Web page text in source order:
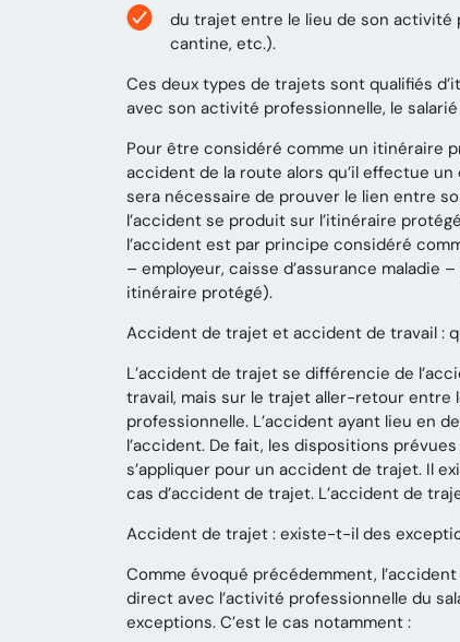
du trajet entre le lieu de son activité
cantine, etc.).
Ces deux types de trajets sont qualifiés
avec son activité professionnelle, le
Pour être considéré comme un itinéraire
accident de la route alors qu’il effectue
sera nécessaire de prouver le lien entre
l’accident se produit sur l’itinéraire
l’accident est par principe considéré
– employeur, caisse d’assurance
itinéraire protégé).
Accident de trajet et accident de travail :
L’accident de trajet se différencie de
travail, mais sur le trajet aller-retour entre
professionnelle. L’accident ayant lieu en
l’accident. De fait, les dispositions
s’appliquer pour un accident de trajet. Il
cas d’accident de trajet. L’accident de
Accident de trajet : existe-t-il des
Comme évoqué précédemment,
direct avec l’activité professionnelle du
exceptions. C’est le cas notamment :